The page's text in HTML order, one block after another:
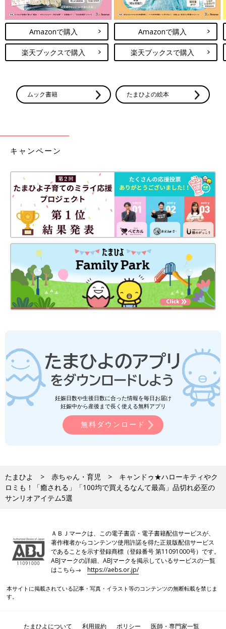
セリア×サンリオ「こんな可愛いの反
則」「サンリオ好きは買うしかない」大
人気アイテム4選
幅広い年代から愛されているサンリオキャラク
ター。いろんなショップからコラボグッズが販
売されており、SNSでも注目を集めています。
そこで今回は、セリアでゲットできるサンリオ
りでしたよね！キャンドゥでは、ほかにもサンリオコラボのアイ
テムが多数販売されています。特に人気のものはすぐに品切れと
●記事内容でご紹介している投稿、リンク先は、削除される場合
があります。あらかじめご了承ください。
す。
●記事内の価格はすべて税込み、2024年10月時点のものです。
キャンドゥ×ちいかわ「かわいすぎて大
興奮」「汗だくになりながら買った」毎
回大人気のコラボアイテム4選
「なんか小さくてかわいいやつ」でお馴染みの
「ちいかわ」。大人から子どもまで、幅広い年
代から愛されていますよね。そんな「ちいか
わ」がキャンドゥとのコラボアイテムを発売
し、話題を集めています！かわいいアイテムば
かりなので、ぜひチェックしてくださいね♪
セリア「新作も可愛すぎ」「やっと見つ
けた」話題のディズニーグッズ4選
セリアのディズニーグッズが可愛すぎるとSNS
で話題です！母子手帳などの収納に便利なファ
Amazonで購入
楽天ブックスで購入
Amazonで購入
楽天ブックスで購入
ムック書籍 たまひよの絵本
キャンペーン
妊娠日数や生後日数に合った情報を毎日お届け
妊娠中から産後まで長く使える無料アプリ
無料ダウンロード
たまひよ 赤ちゃん・育児
キャンドゥ★ハローキティやク
ロミも！「癒される」「100均で買えるなんて最高」品切れ必至の
サンリオアイテム5選
ＡＢＪマークは、この電子書店・電子書籍配信サービスが、
著作権者からコンテンツ使用許諾を得た正規版配信サービス
であることを示す登録商標（登録番号 第11091000号）です。
ABJマークの詳細、ABJマークを掲示しているサービスの一覧
はこちら→https://aebs.or.jp/
本サイトに掲載されている記事・写真・イラスト等のコンテンツの無断転載を禁じま
す。
たまひよについて 利用規約 ポリシー 医師・専門家一覧